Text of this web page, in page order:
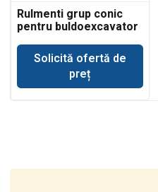
Rulmenti grup conic
pentru buldoexcavator
Solicită ofertă de
preț